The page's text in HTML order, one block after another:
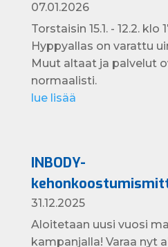
07.01.2026
Torstaisin 15.1. - 12.2. klo
Hyppyallas on varattu
Muut altaat ja palvelut
normaalisti.
lue lisää
INBODY-
31.12.2025
Aloitetaan uusi vuosi
kampanjalla! Varaa nyt